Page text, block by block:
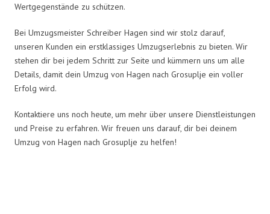
Wertgegenstände zu schützen.
Bei Umzugsmeister Schreiber Hagen sind wir stolz darauf,
unseren Kunden ein erstklassiges Umzugserlebnis zu bieten. Wir
stehen dir bei jedem Schritt zur Seite und kümmern uns um alle
Details, damit dein Umzug von Hagen nach Grosuplje ein voller
Erfolg wird.
Kontaktiere uns noch heute, um mehr über unsere Dienstleistungen
und Preise zu erfahren. Wir freuen uns darauf, dir bei deinem
Umzug von Hagen nach Grosuplje zu helfen!